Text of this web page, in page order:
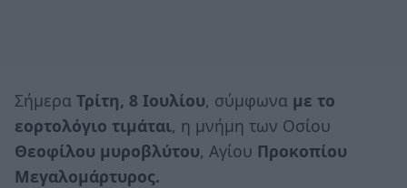
Σήμερα Τρίτη, 8 Ιουλίου, σύμφωνα με το
εορτολόγιο τιμάται, η μνήμη των Οσίου
Θεοφίλου μυροβλύτου, Αγίου Προκοπίου
Μεγαλομάρτυρος.